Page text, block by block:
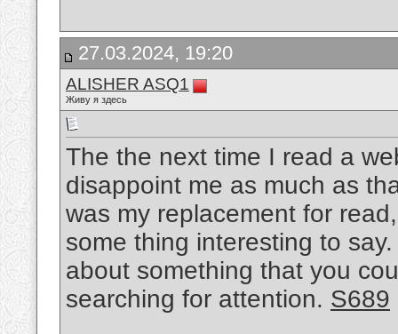
27.03.2024, 19:20
ALISHER ASQ1
Живу я здесь
The the next time I read a
disappoint me as much as
was my replacement for
some thing interesting to
about something that you
searching for attention. S689